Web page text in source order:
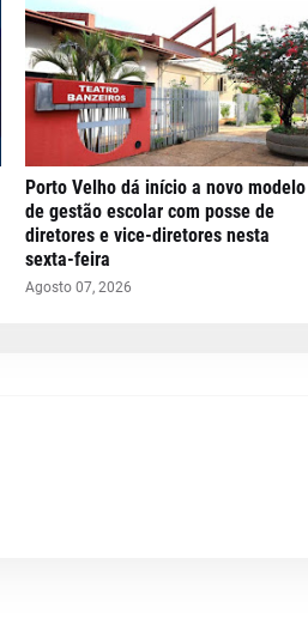
Porto Velho dá início a novo modelo
de gestão escolar com posse de
diretores e vice-diretores nesta
sexta-feira
Agosto 07, 2026